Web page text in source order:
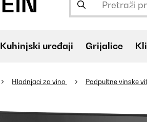
Kuhinjski uređaji Grijalice
Hladnjaci za vino Podpultne vinske